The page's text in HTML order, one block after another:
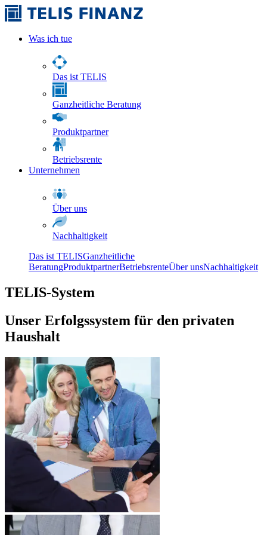
Was ich tue
Das ist TELIS
Ganzheitliche Beratung
Produktpartner
Betriebsrente
Unternehmen
Über uns
Nachhaltigkeit
Das ist TELISGanzheitliche
BeratungProduktpartnerBetriebsrenteÜber unsNachhaltigkeit
TELIS-System
Unser Erfolgssystem für den privaten
Haushalt